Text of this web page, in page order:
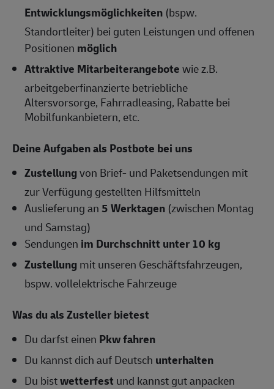
Entwicklungsmöglichkeiten (bspw.
Standortleiter) bei guten Leistungen und offenen
Positionen möglich
Attraktive Mitarbeiterangebotewie z.B.
arbeitgeberfinanzierte betriebliche
Altersvorsorge, Fahrradleasing, Rabatte bei
Mobilfunkanbietern, etc.
Deine Aufgaben als Postbote bei uns
Zustellungvon Brief- und Paketsendungen mit
zur Verfügung gestellten Hilfsmitteln
Auslieferung an5 Werktagen (zwischen Montag
und Samstag)
Sendungen im Durchschnitt unter 10 kg
Zustellungmit unseren Geschäftsfahrzeugen,
bspw. vollelektrische Fahrzeuge
Was du als Zusteller bietest
Du darfst einen Pkw fahren
Du kannst dich auf Deutsch unterhalten
Du bistwetterfest und kannst gut anpacken